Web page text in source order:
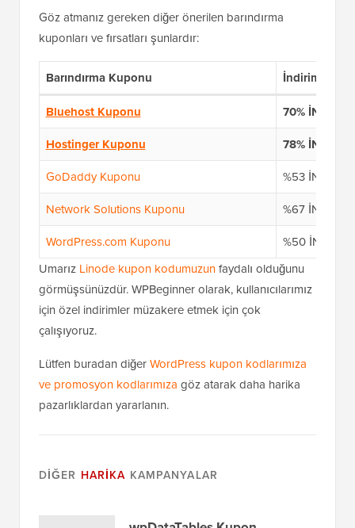
Göz atmanız gereken diğer önerilen barındırma
kuponları ve fırsatları şunlardır:
Barındırma Kuponu
İndirimler ve
Bluehost Kuponu
70%
Hostinger Kuponu
78%
GoDaddy Kuponu
%53 İNDİRİM
Network Solutions Kuponu
%67 İNDİRİM
WordPress.com Kuponu
%50 İNDİRİM
Umarız Linode kupon kodumuzunfaydalı olduğunu
görmüşsünüzdür. WPBeginner olarak, kullanıcılarımız
için özel indirimler müzakere etmek için çok
çalışıyoruz.
Lütfen buradan diğerWordPress kupon kodlarımıza
ve promosyon kodlarımıza göz atarak daha harika
pazarlıklardan yararlanın.
DIĞER HARIKA KAMPANYALAR